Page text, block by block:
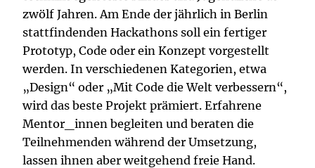
zwölf Jahren. Am Ende der jährlich in Berlin
stattfindenden Hackathons soll ein fertiger
Prototyp, Code oder ein Konzept vorgestellt
werden. In verschiedenen Kategorien, etwa
„Design“ oder „Mit Code die Welt verbessern“,
wird das beste Projekt prämiert. Erfahrene
Mentor_innen begleiten und beraten die
Teilnehmenden während der Umsetzung,
lassen ihnen aber weitgehend freie Hand.